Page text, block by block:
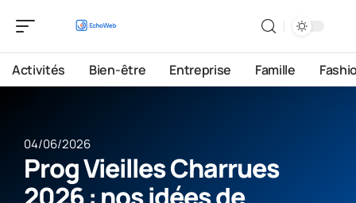
Activités Bien-être Entreprise Famille
04/06/2026
Prog Vieilles Charrues